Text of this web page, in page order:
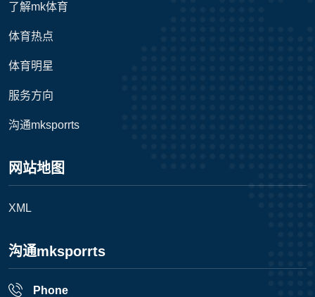
了解mk体育
体育热点
体育明星
服务方向
沟通mksporrts
网站地图
XML
沟通mksporrts
Phone